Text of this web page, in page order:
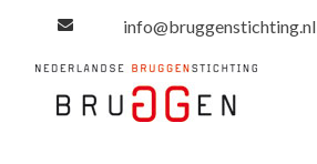
info@bruggenstichting.nl